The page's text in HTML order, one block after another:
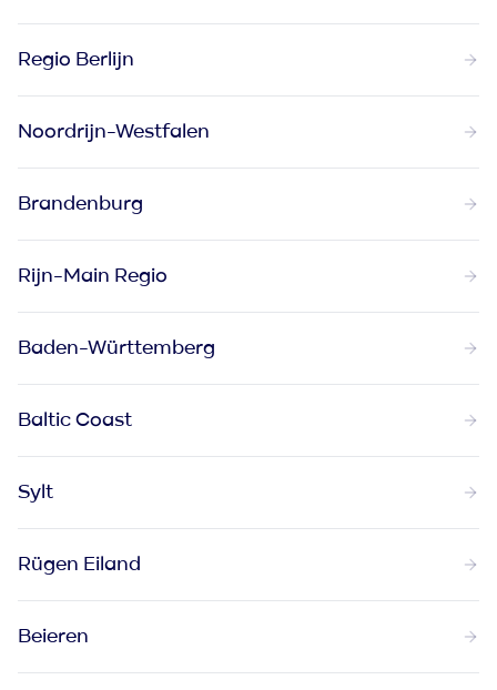
Regio Berlijn
Noordrijn-Westfalen
Brandenburg
Rijn-Main Regio
Baden-Württemberg
Baltic Coast
Sylt
Rügen Eiland
Beieren